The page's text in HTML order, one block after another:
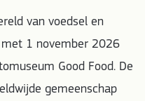
van voedsel en
1 november 2026
Good Food. De
gemeenschap